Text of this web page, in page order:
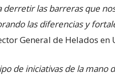
derretir las barreras que
las diferencias y
General de Helados
de iniciativas de la